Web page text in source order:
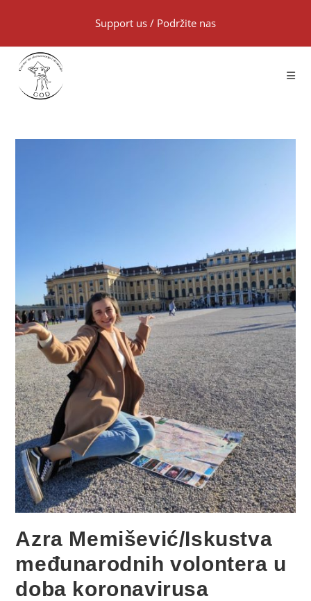
Support us / Podržite nas
Azra Memišević/Iskustva
međunarodnih volontera u
doba koronavirusa